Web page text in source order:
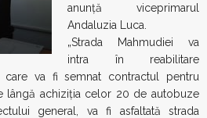
anunță viceprimarul
Andaluzia Luca.
„Strada Mahmudiei va
intra în reabilitare
va fi semnat contractul pentru
lângă achiziția celor 20 de autobuze
general, va fi asfaltată strada